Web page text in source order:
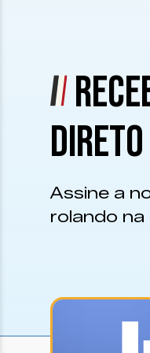
Assine a
rolando na